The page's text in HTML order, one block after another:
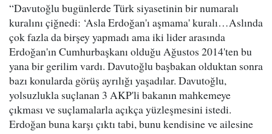
“Davutoğlu bugünlerde Türk siyasetinin bir numaralı
kuralını çiğnedi: ‘Asla Erdoğan'ı aşmama' kuralı…Aslında
çok fazla da birşey yapmadı ama iki lider arasında
Erdoğan'ın Cumhurbaşkanı olduğu Ağustos 2014'ten bu
yana bir gerilim vardı. Davutoğlu başbakan olduktan sonra
bazı konularda görüş ayrılığı yaşadılar. Davutoğlu,
yolsuzlukla suçlanan 3 AKP'li bakanın mahkemeye
çıkması ve suçlamalarla açıkça yüzleşmesini istedi.
Erdoğan buna karşı çıktı tabi, bunu kendisine ve ailesine